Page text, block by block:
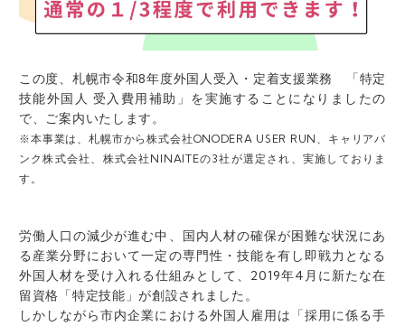
この度、札幌市令和8年度外国人受入・定着支援業務 「特定
技能外国人 受入費用補助」を実施することになりましたの
で、ご案内いたします。
※本事業は、札幌市から株式会社ONODERA USER RUN、キャリアバ
ンク株式会社、株式会社NINAITEの3社 が選定され、実施しておりま
す。
労働人口の減少が進む中、国内人材の確保が困難な状況にあ
る産業分野において一定の専門性・技能を有し即戦力となる
外国人材を受け入れる仕組みとして、2019年4月に新たな在
留資格「特定技能」が創設されました。
しかしながら市内企業における外国人雇用は「採用に係る手